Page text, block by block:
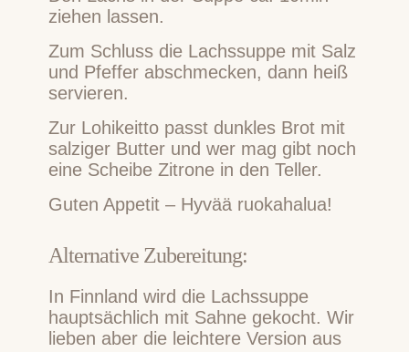
ziehen lassen.
Zum Schluss die Lachssuppe mit Salz
und Pfeffer abschmecken, dann heiß
servieren.
Zur Lohikeitto passt dunkles Brot mit
salziger Butter und wer mag gibt noch
eine Scheibe Zitrone in den Teller.
Guten Appetit – Hyvää ruokahalua!
Alternative Zubereitung:
In Finnland wird die Lachssuppe
hauptsächlich mit Sahne gekocht. Wir
lieben aber die leichtere Version aus